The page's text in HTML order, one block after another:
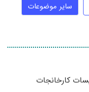
سایر موضوعات
کارخانجات